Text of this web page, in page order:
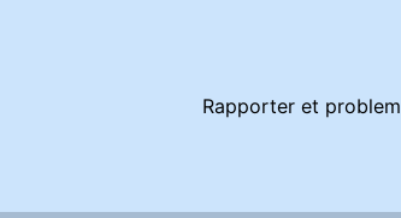
Rapporter et problem